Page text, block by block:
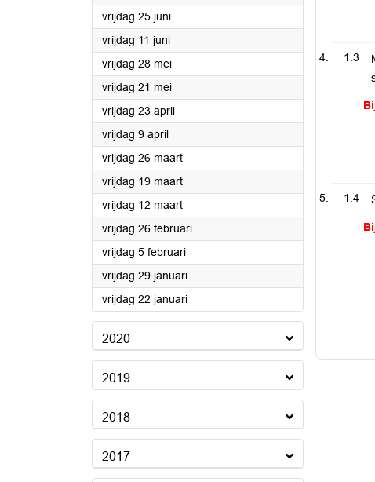
vrijdag 25 juni2021
vrijdag 11 juni2021
vrijdag 28 mei2021
vrijdag 21 mei2021
vrijdag 23 april2021
vrijdag 9 april2021
vrijdag 26 maart2021
vrijdag 19 maart2021
vrijdag 12 maart2021
vrijdag 26 februari2021
vrijdag 5 februari2021
vrijdag 29 januari2021
vrijdag 22 januari2021
2020
2019
2018
2017
1.3
1.4